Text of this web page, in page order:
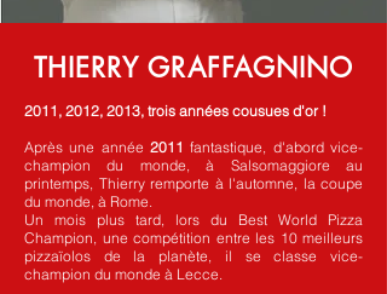
THIERRYGRAFFAGNINO
2011, 2012, 2013, trois années cousues d'or !
​Après une année 2011fantastique, d'abord vice-
champion du monde, à Salsomaggiore au
printemps, Thierry remporte à l'automne, la coupe
du monde, à Rome.
Un mois plus tard, lors du Best World Pizza
Champion, une compétition entre les 10 meilleurs
pizzaïolos de la planète, il se classe vice-
champion du monde à Lecce.